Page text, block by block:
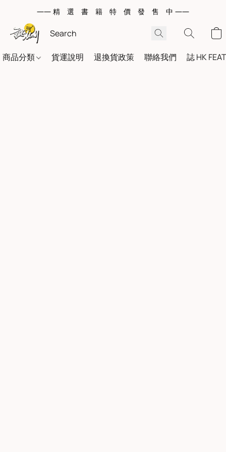
—— 精 選 書 籍 特 價 發 售 中 ——
商品分類 貨運說明 退換貨政策 聯絡我們 誌 HK